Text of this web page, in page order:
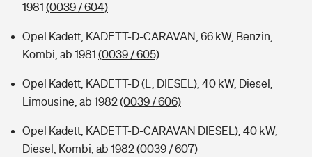
1981 (0039 / 604)
Opel Kadett, KADETT-D-CARAVAN, 66 kW, Benzin,
Kombi, ab 1981 (0039 / 605)
Opel Kadett, KADETT-D (L, DIESEL), 40 kW, Diesel,
Limousine, ab 1982(0039 / 606)
Opel Kadett, KADETT-D-CARAVAN DIESEL), 40 kW,
Diesel, Kombi, ab 1982(0039 / 607)